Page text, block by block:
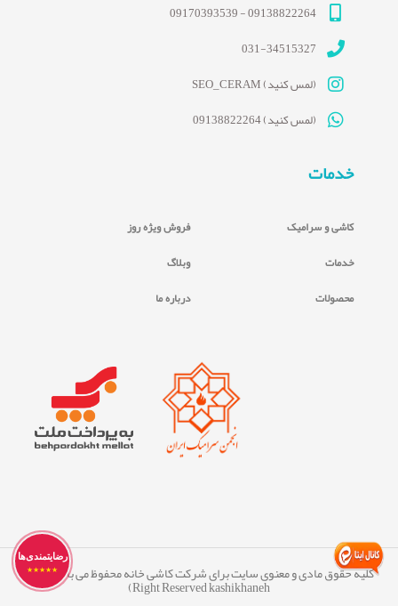
09138822264 - 09170393539
031-34515327
(لمس کنید) SEO_CERAM
(لمس کنید) 09138822264
خدمات
کاشی و سرامیک
خدمات
محصولات
فروش ویژه روز
وبلاگ
درباره ما
کلیه حقوق مادی و معنوی سایت برای شرکت کاشی خانه محفوظ می ‏باشد. (All
Right Reserved kashikhaneh)
رضایتمندی‌ها
★★★★★